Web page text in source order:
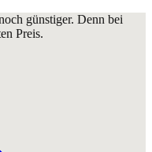
günstiger. Denn bei
Preis.